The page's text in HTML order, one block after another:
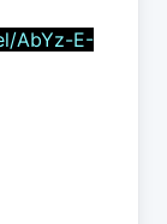
AbYz-E-